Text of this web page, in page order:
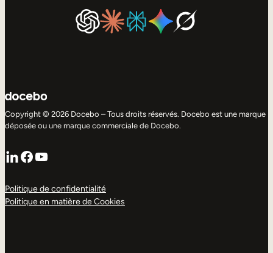
Copyright © 2026 Docebo – Tous droits réservés. Docebo est une marque
déposée ou une marque commerciale de Docebo.
LinkedIn
Facebook
YouTube
Politique de confidentialité
Politique en matière de Cookies